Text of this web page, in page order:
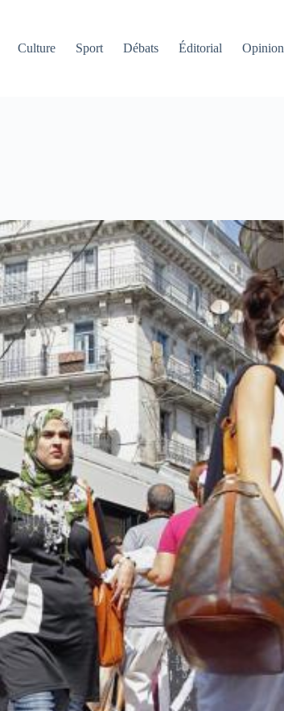
Culture Sport Débats Éditorial Opinion